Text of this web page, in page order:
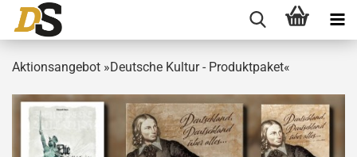
Aktionsangebot »Deutsche Kultur - Produktpaket«